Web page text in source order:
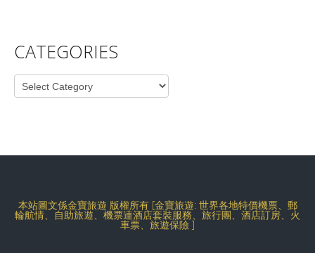
CATEGORIES
Categories
本站圖文係金寶旅遊 版權所有 [金寶旅遊: 世界各地特價機票、郵
輪航情、自助旅遊、機票連酒店套裝服務、旅行團、酒店訂房、火
車票、旅遊保險 ]